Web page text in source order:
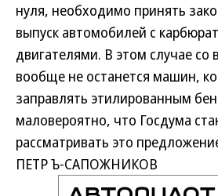
нуля, необходимо принять
выпуск автомобилей с
двигателями. В этом случае со
вообще не останется машин,
заправлять этилированным
маловероятно, что Госдума
рассматривать это
ПЕТР Ъ-САПОЖНИКОВ